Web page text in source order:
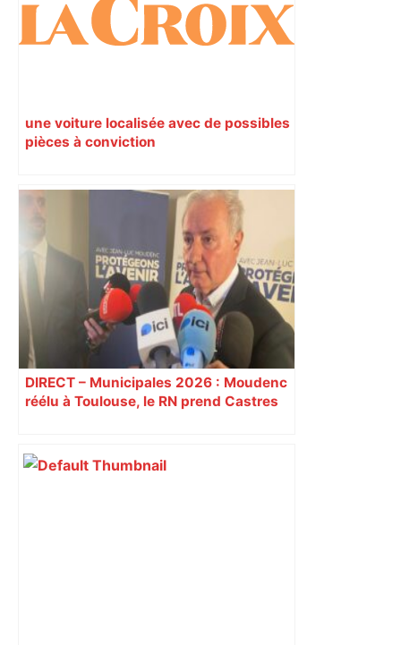
ladepeche.fr
une voiture localisée avec de possibles
pièces à conviction
DIRECT – Municipales 2026 : Moudenc
réélu à Toulouse, le RN prend Castres